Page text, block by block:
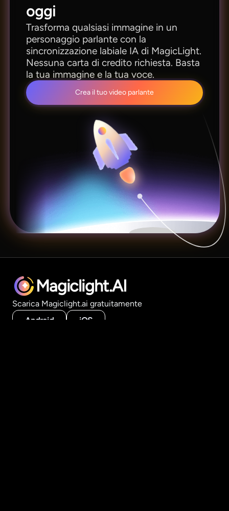
oggi
Trasforma qualsiasi immagine in un
personaggio parlante con la
sincronizzazione labiale IA di MagicLight.
Nessuna carta di credito richiesta. Basta
la tua immagine e la tua voce.
Crea il tuo video parlante
Magiclight.AI
Scarica Magiclight.ai gratuitamente
Android
iOS